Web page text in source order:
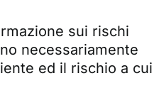
sui rischi
necessariamente
ed il rischio a cui